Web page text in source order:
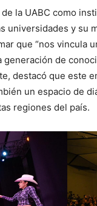
la UABC como
universidades y su
que “nos vincula
de
destacó que este
un espacio de
regiones del país.